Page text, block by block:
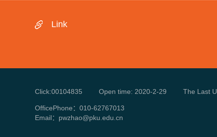
Link
Click:00104835 Open time: 2020-2-29 The Last
OfficePhone： 010-62767013
Email： pwzhao@pku.edu.cn